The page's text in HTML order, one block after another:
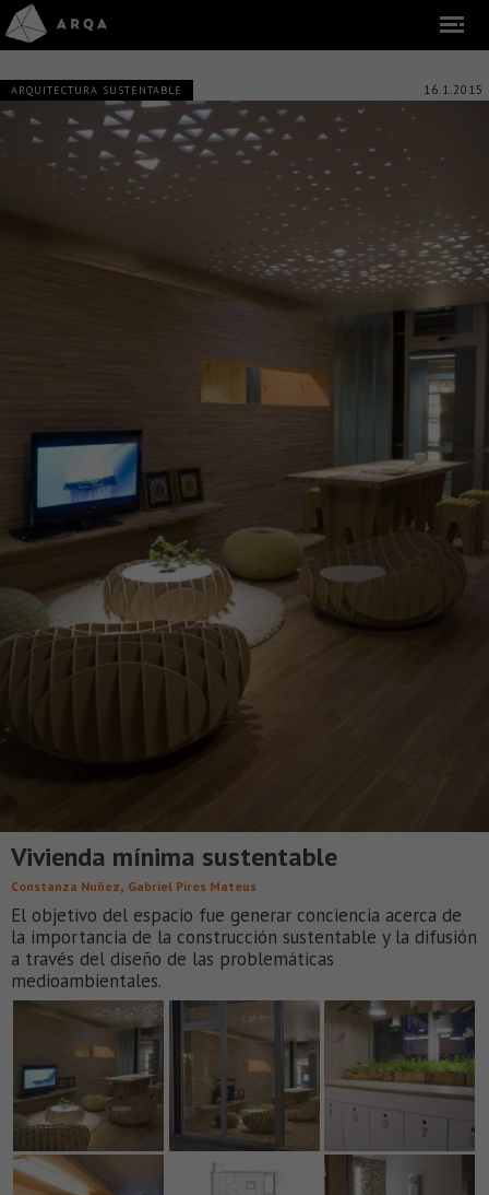
ARQUITECTURA SUSTENTABLE 16.1.2015
Vivienda mínima sustentable
Constanza Nuñez, Gabriel Pires Mateus
El objetivo del espacio fue generar conciencia acerca de
la importancia de la construcción sustentable y la difusión
a través del diseño de las problemáticas
medioambientales.